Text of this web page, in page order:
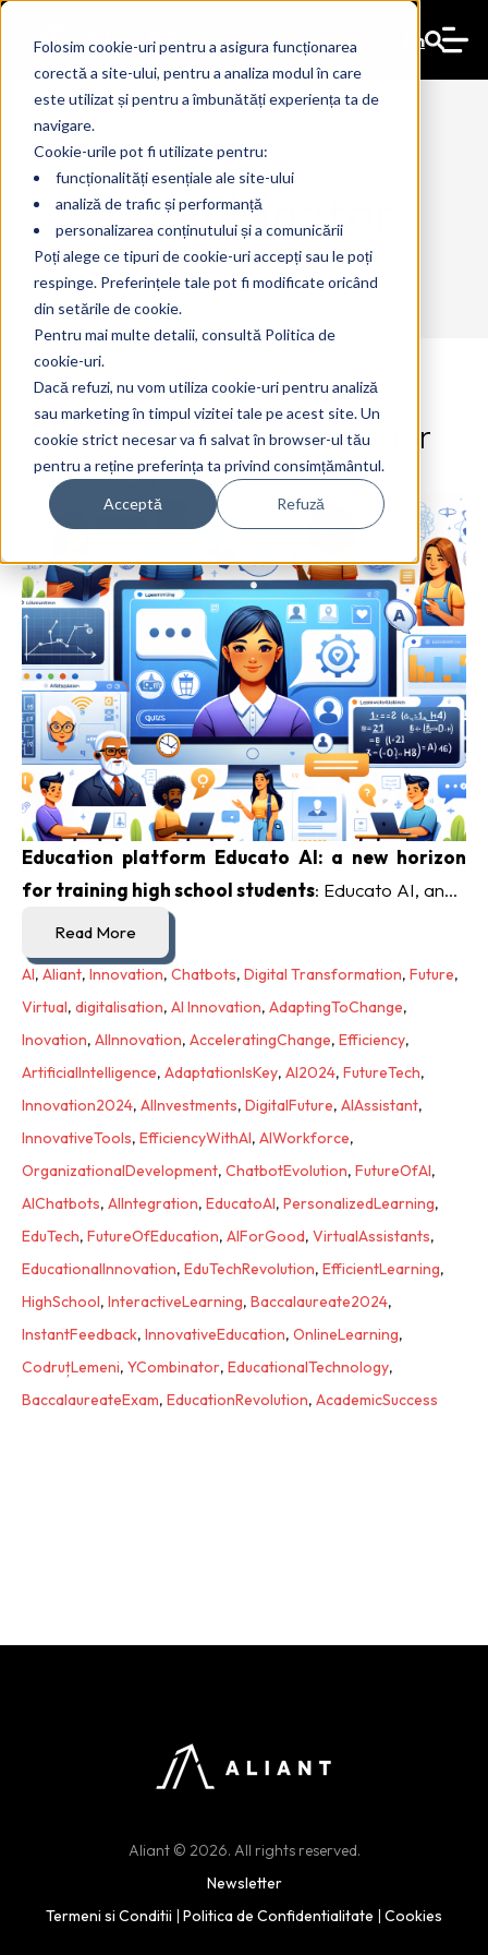
Folosim cookie-uri pentru a asigura funcționarea
corectă a site-ului, pentru a analiza modul în care
este utilizat și pentru a îmbunătăți experiența ta de
navigare.
Cookie-urile pot fi utilizate pentru:
funcționalități esențiale ale site-ului
analiză de trafic și performanță
personalizarea conținutului și a comunicării
Poți alege ce tipuri de cookie-uri accepți sau le poți
respinge. Preferințele tale pot fi modificate oricând
din setările de cookie.
Pentru mai multe detalii, consultă Politica de
cookie-uri.
Dacă refuzi, nu vom utiliza cookie-uri pentru analiză
sau marketing în timpul vizitei tale pe acest site. Un
cookie strict necesar va fi salvat în browser-ul tău
pentru a reține preferința ta privind consimțământul.
Acceptă Refuză
En
YCombinator
Educato AI: A new horizon for
education
3 Jul 2024The Ant
Education platform Educato AI: a new horizon
for training high school students: Educato AI, an...
Read More
AI, Aliant, Innovation, Chatbots, Digital Transformation, Future,
Virtual, digitalisation, AI Innovation, AdaptingToChange,
Inovation, AIInnovation, AcceleratingChange, Efficiency,
ArtificialIntelligence, AdaptationIsKey, AI2024, FutureTech,
Innovation2024, AIInvestments, DigitalFuture, AIAssistant,
InnovativeTools, EfficiencyWithAI, AIWorkforce,
OrganizationalDevelopment, ChatbotEvolution, FutureOfAI,
AIChatbots, AIIntegration, EducatoAI, PersonalizedLearning,
EduTech, FutureOfEducation, AIForGood, VirtualAssistants,
EducationalInnovation, EduTechRevolution, EfficientLearning,
HighSchool, InteractiveLearning, Baccalaureate2024,
InstantFeedback, InnovativeEducation, OnlineLearning,
CodruțLemeni, YCombinator, EducationalTechnology,
BaccalaureateExam, EducationRevolution, AcademicSuccess
Aliant © 2026. All rights reserved.
Newsletter
Termeni si Conditii | Politica de Confidentialitate | Cookies